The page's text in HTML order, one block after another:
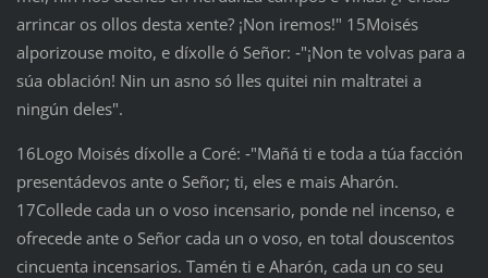
arrincar os ollos desta xente? ¡Non iremos!" 15Moisés
alporizouse moito, e díxolle ó Señor: ‑"¡Non te volvas para a
súa oblación! Nin un asno só lles quitei nin maltratei a
ningún deles".
16Logo Moisés díxolle a Coré: ‑"Mañá ti e toda a túa facción
presentádevos ante o Señor; ti, eles e mais Aharón.
17Collede cada un o voso incensario, ponde nel incenso, e
ofrecede ante o Señor cada un o voso, en total douscentos
cincuenta incensarios. Tamén ti e Aharón, cada un co seu